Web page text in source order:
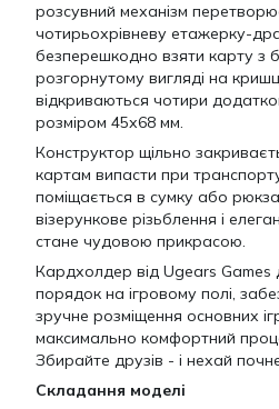
розсувний механізм
чотирьохрівневу етажерку-
безперешкодно взяти карту з
розгорнутому вигляді на
відкриваються чотири
розміром 45х68 мм.
Конструктор щільно
картам випасти при
поміщається в сумку або
візерункове різьблення і
стане чудовою прикрасою.
Кардхолдер від Ugears
порядок на ігровому полі,
зручне розміщення основних
максимально комфортний
Збирайте друзів - і нехай
Складання моделі